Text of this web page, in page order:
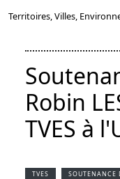
Territoires, Villes,
Robin
TVES à
TVES SOUTENANCE